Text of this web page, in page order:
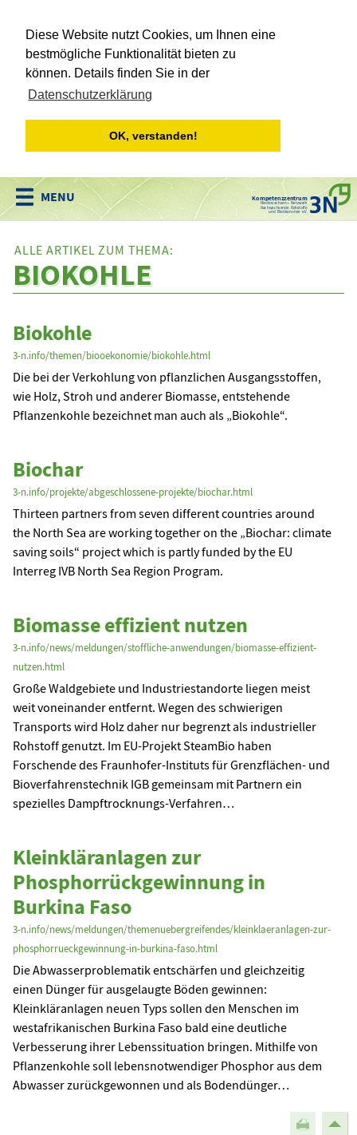
Diese Website nutzt Cookies, um Ihnen eine
bestmögliche Funktionalität bieten zu
können. Details finden Sie in der
Datenschutzerklärung
OK, verstanden!
Kompetenzzentrum
Niedersachsen • Netzwerk
Nachwachsende Rohstoffe
und Bioökonomie e.V.
ALLE ARTIKEL ZUM THEMA:
BIOKOHLE
Biokohle
3-n.info/themen/biooekonomie/biokohle.html
Die bei der Verkohlung von pflanzlichen Ausgangsstoffen,
wie Holz, Stroh und anderer Biomasse, entstehende
Pflanzenkohle bezeichnet man auch als „Biokohle“.
Biochar
3-n.info/projekte/abgeschlossene-projekte/biochar.html
Thirteen partners from seven different countries around
the North Sea are working together on the „Biochar: climate
saving soils“ project which is partly funded by the EU
Interreg IVB North Sea Region Program.
Biomasse effizient nutzen
3-n.info/news/meldungen/stoffliche-anwendungen/biomasse-effizient-
nutzen.html
Große Waldgebiete und Industriestandorte liegen meist
weit voneinander entfernt. Wegen des schwierigen
Transports wird Holz daher nur begrenzt als industrieller
Rohstoff genutzt. Im EU-Projekt SteamBio haben
Forschende des Fraunhofer-Instituts für Grenzflächen- und
Bioverfahrenstechnik IGB gemeinsam mit Partnern ein
spezielles Dampftrocknungs-Verfahren…
Kleinkläranlagen zur
Phosphorrückgewinnung in
Burkina Faso
3-n.info/news/meldungen/themenuebergreifendes/kleinklaeranlagen-zur-
phosphorrueckgewinnung-in-burkina-faso.html
Die Abwasserproblematik entschärfen und gleichzeitig
einen Dünger für ausgelaugte Böden gewinnen:
Kleinkläranlagen neuen Typs sollen den Menschen im
westafrikanischen Burkina Faso bald eine deutliche
Verbesserung ihrer Lebenssituation bringen. Mithilfe von
Pflanzenkohle soll lebensnotwendiger Phosphor aus dem
Abwasser zurückgewonnen und als Bodendünger…